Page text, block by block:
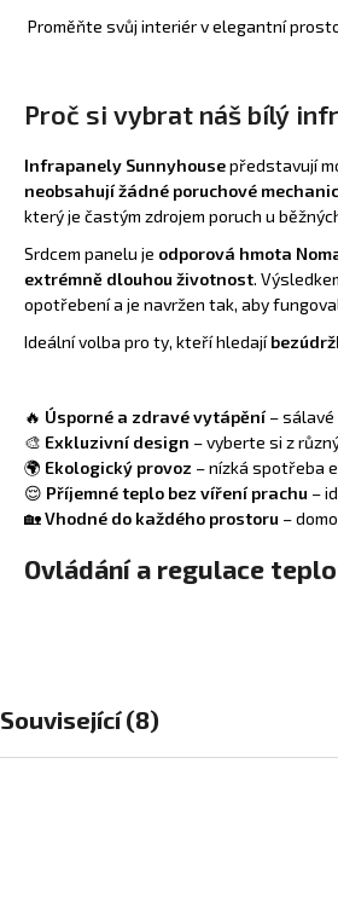
Proměňte svůj interiér v elegantní
Proč si vybrat náš bílý
Infrapanely Sunnyhousepředstavují
neobsahují žádné poruchové
který je častým zdrojem poruch u
Srdcem panelu je odporová hmota
extrémně dlouhou životnost.
opotřebení a je navržen tak, aby
Ideální volba pro ty, kteří hledají
🔥 Úsporné a zdravé vytápění –
🎨 Exkluzivní design – vyberte si z
🌍 Ekologický provoz – nízká spotřeba
😌 Příjemné teplo bez víření prachu –
🏡Vhodné do každého prostoru –
Ovládání a regulace
Související (8)